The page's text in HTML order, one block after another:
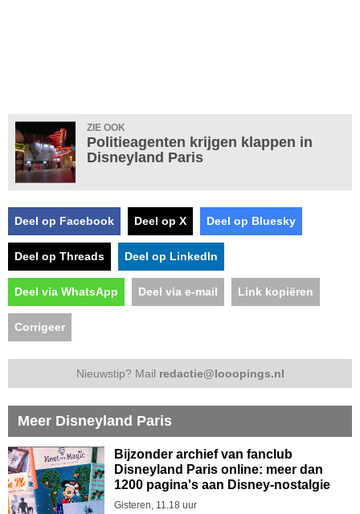
ZIE OOK
Politieagenten krijgen klappen in
Disneyland Paris
Deel op Facebook Deel op X Deel op Bluesky
Deel op Threads Deel op LinkedIn
Deel via WhatsApp Deel via e-mail Link kopiëren
Corrigeer
Nieuwstip? Mail redactie@looopings.nl
Meer Disneyland Paris
Bijzonder archief van fanclub
Disneyland Paris online: meer dan
1200 pagina's aan Disney-nostalgie
Gisteren, 11.18 uur